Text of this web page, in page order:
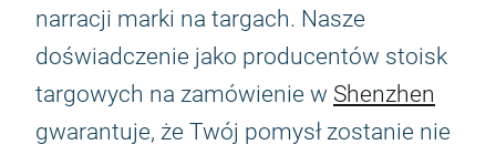
narracji marki na targach. Nasze
doświadczenie jako producentów stoisk
targowych na zamówienie w Shenzhen
gwarantuje, że Twój pomysł zostanie nie